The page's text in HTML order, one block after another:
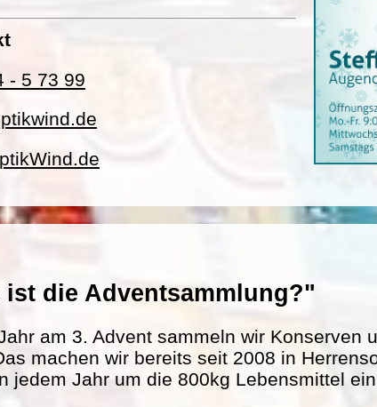
- 5 73 99
ist die Adventsammlung?"
am 3. Advent sammeln wir Konserven
machen wir bereits seit 2008 in
jedem Jahr um die 800kg Lebensmittel